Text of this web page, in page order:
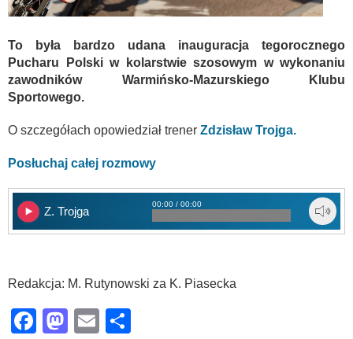
To była bardzo udana inauguracja tegorocznego
Pucharu Polski w kolarstwie szosowym w wykonaniu
zawodników Warmińsko-Mazurskiego Klubu
Sportowego.
O szczegółach opowiedział trener Zdzisław Trojga.
Posłuchaj całej rozmowy
Z. Trojga
00:00 / 00:00
Redakcja: M. Rutynowski za K. Piasecka
Facebook
Mastodon
Email